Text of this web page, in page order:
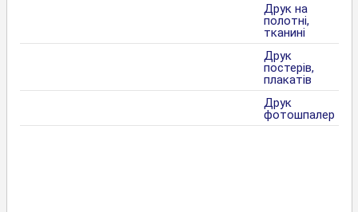
Друк на
полотні,
тканині
Друк
постерів,
плакатів
Друк
фотошпалер